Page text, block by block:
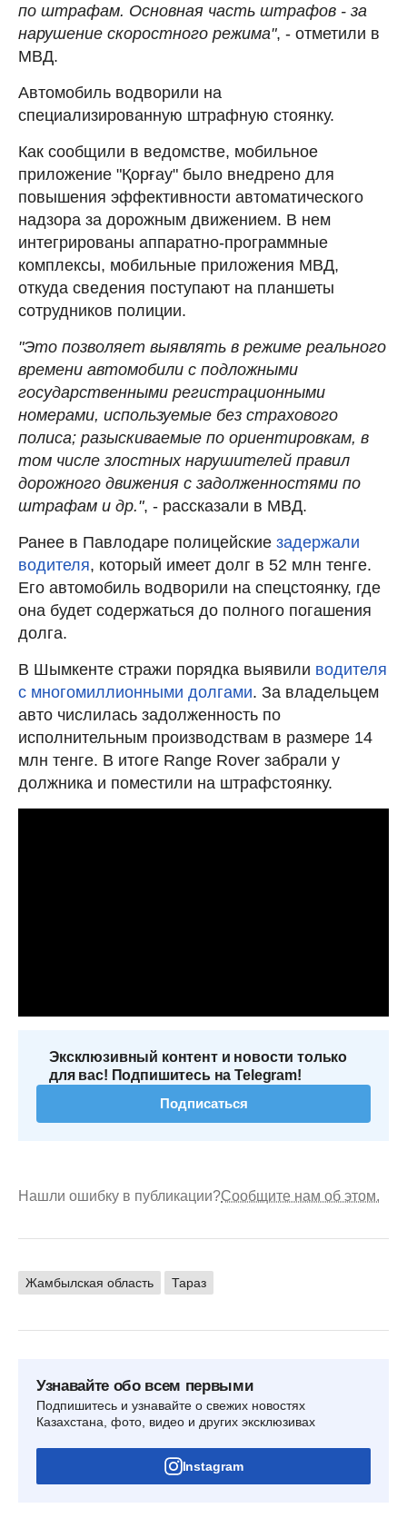
по штрафам. Основная часть штрафов - за
нарушение скоростного режима", - отметили в
МВД.
Автомобиль водворили на
специализированную штрафную стоянку.
Как сообщили в ведомстве, мобильное
приложение "Қорғау" было внедрено для
повышения эффективности автоматического
надзора за дорожным движением. В нем
интегрированы аппаратно-программные
комплексы, мобильные приложения МВД,
откуда сведения поступают на планшеты
сотрудников полиции.
"Это позволяет выявлять в режиме реального
времени автомобили с подложными
государственными регистрационными
номерами, используемые без страхового
полиса; разыскиваемые по ориентировкам, в
том числе злостных нарушителей правил
дорожного движения с задолженностями по
штрафам и др.", - рассказали в МВД.
Ранее в Павлодаре полицейские задержали
водителя, который имеет долг в 52 млн тенге.
Его автомобиль водворили на спецстоянку, где
она будет содержаться до полного погашения
долга.
В Шымкенте стражи порядка выявили водителя
с многомиллионными долгами. За владельцем
авто числилась задолженность по
исполнительным производствам в размере 14
млн тенге. В итоге Range Rover забрали у
должника и поместили на штрафстоянку.
Эксклюзивный контент и новости только
для вас! Подпишитесь на Telegram!
Подписаться
Нашли ошибку в публикации?Сообщите нам об этом.
Жамбылская область Тараз
Узнавайте обо всем первыми
Подпишитесь и узнавайте о свежих новостях
Казахстана, фото, видео и других эксклюзивах
Instagram